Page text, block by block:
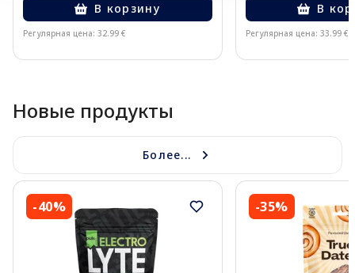
В корзину
Регулярная цена: 32.99 €
В
Регулярная цена: 33.99 €
Новые продукты
Более...
-40% -35%